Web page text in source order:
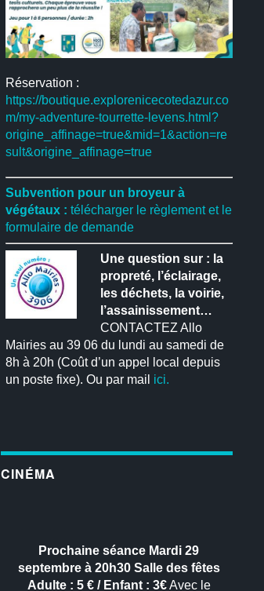
Réservation :
https://boutique.explorenicecotedazur.co
m/my-adventure-tourrette-levens.html?
origine_affinage=true&mid=1&action=re
sult&origine_affinage=true
Subvention pour un broyeur à
végétaux : télécharger le règlement et le
formulaire de demande
Une question sur : la
propreté, l’éclairage,
les déchets, la voirie,
l’assainissement…
CONTACTEZ Allo
Mairies au 39 06 du lundi au samedi de
8h à 20h (Coût d’un appel local depuis
un poste fixe). Ou par mail ici.
CINÉMA
Prochaine séance Mardi 29
septembre à 20h30 Salle des fêtes
Adulte : 5 € / Enfant : 3€Avec le